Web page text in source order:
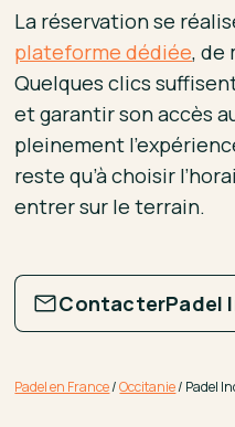
La réservation se
plateforme dédiée, de
Quelques clics
et garantir son accès
pleinement
reste qu’à choisir
entrer sur le terrain.
ContacterPadel
Padel en France/Occitanie/ Padel